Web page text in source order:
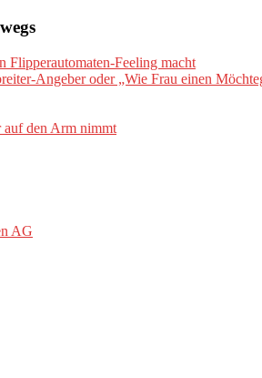
Flipperautomaten-Feeling macht
Angeber oder „Wie Frau einen
auf den Arm nimmt
AG